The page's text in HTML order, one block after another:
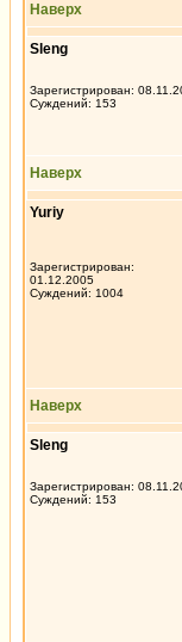
Наверх
Sleng
Зарегистрирован:
Суждений: 153
Наверх
Yuriy
Зарегистрирован:
01.12.2005
Суждений: 1004
Наверх
Sleng
Зарегистрирован:
Суждений: 153